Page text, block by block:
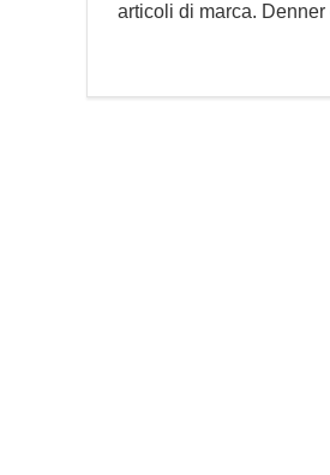
articoli di marca.